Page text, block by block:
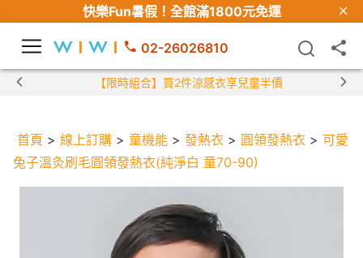
快樂Fun暑假！ 全館滿1800元免運
02-26026810
【限時組合】買2件涼感衣享兒童半價
首頁 > 線上訂購 > 童機能 > 發熱衣 > 圓領發熱衣 > 可愛
兔子溫灸刷毛圓領發熱衣(純淨白 童70-90)